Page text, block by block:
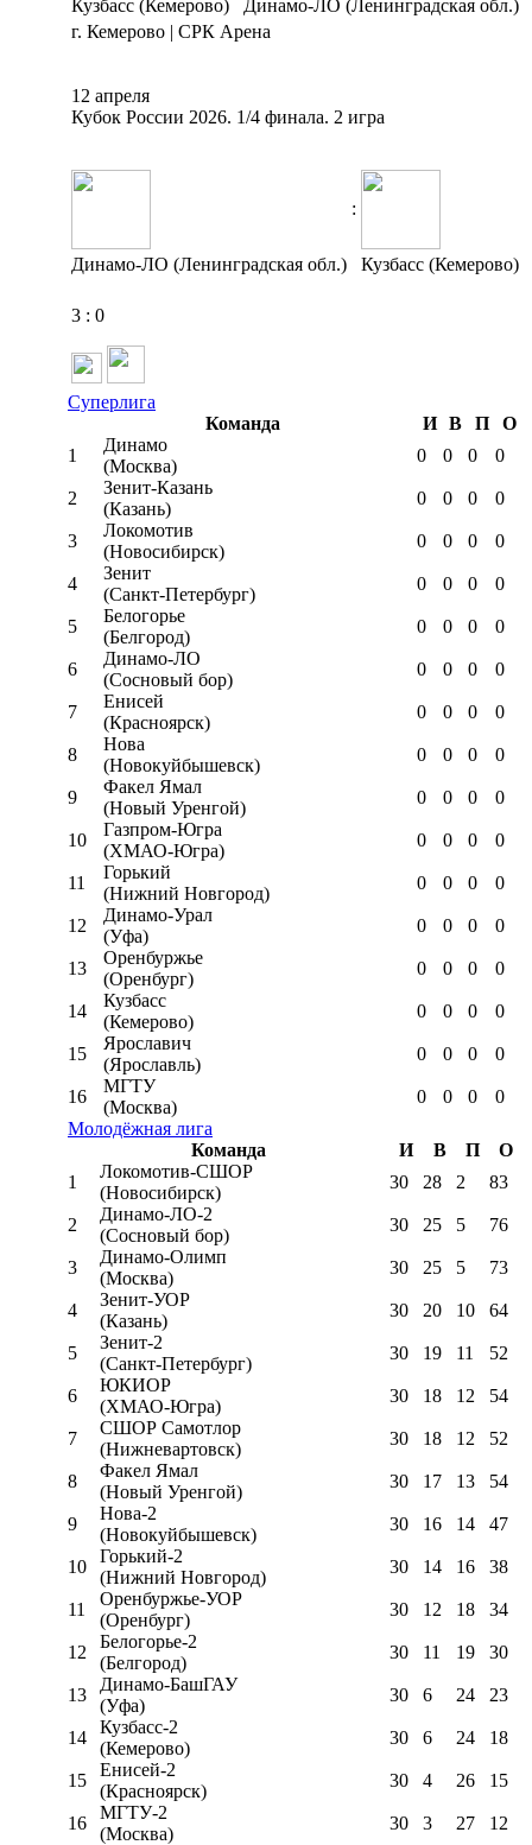
Кузбасс (Кемерово)
Динамо-ЛО (Ленинградская обл.)
г. Кемерово | СРК Арена
12 апреля
Кубок России 2026. 1/4 финала. 2 игра
:
Динамо-ЛО (Ленинградская обл.) Кузбасс (Кемерово)
3 : 0
Суперлига
Команда
И В П
О
1
Динамо
(Москва)
0 0 0 0
2
Зенит-Казань
(Казань)
0 0 0 0
3
Локомотив
(Новосибирск)
0 0 0 0
4
Зенит
(Санкт-Петербург)
0 0 0 0
5
Белогорье
(Белгород)
0 0 0 0
6
Динамо-ЛО
(Сосновый бор)
0 0 0 0
7
Енисей
(Красноярск)
0 0 0 0
8
Нова
(Новокуйбышевск)
0 0 0 0
9
Факел Ямал
(Новый Уренгой)
0 0 0 0
10
Газпром-Югра
(ХМАО-Югра)
0 0 0 0
11
Горький
(Нижний Новгород)
0 0 0 0
12
Динамо-Урал
(Уфа)
0 0 0 0
13
Оренбуржье
(Оренбург)
0 0 0 0
14
Кузбасс
(Кемерово)
0 0 0 0
15
Ярославич
(Ярославль)
0 0 0 0
16
МГТУ
(Москва)
0 0 0
0
Молодёжная лига
Команда
И В П
О
1
Локомотив-CШОР
(Новосибирск)
30 28 2 83
2
Динамо-ЛО-2
(Сосновый бор)
30 25 5 76
3
Динамо-Олимп
(Москва)
30 25 5 73
4
Зенит-УОР
(Казань)
30 20 10 64
5
Зенит-2
(Санкт-Петербург)
30 19 11 52
6
ЮКИОР
(ХМАО-Югра)
30 18 12 54
7
СШОР Самотлор
(Нижневартовск)
30 18 12 52
8
Факел Ямал
(Новый Уренгой)
30 17 13 54
9
Нова-2
(Новокуйбышевск)
30 16 14 47
10
Горький-2
(Нижний Новгород)
30 14 16 38
11
Оренбуржье-УОР
(Оренбург)
30 12 18 34
12
Белогорье-2
(Белгород)
30 11 19 30
13
Динамо-БашГАУ
(Уфа)
30 6 24 23
14
Кузбасс-2
(Кемерово)
30 6 24 18
15
Енисей-2
(Красноярск)
30 4 26 15
16
МГТУ-2
(Москва)
30 3 27 12